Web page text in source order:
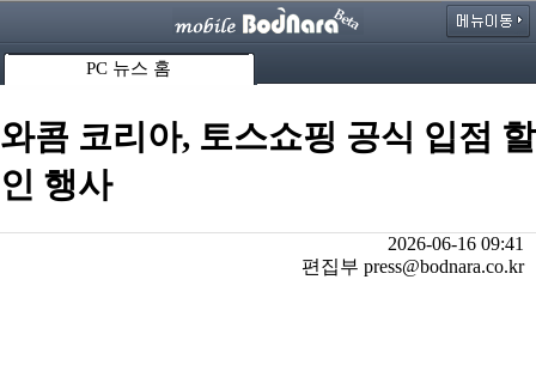
PC 뉴스 홈
와콤 코리아, 토스쇼핑 공식 입점 할
인 행사
2026-06-16 09:41
편집부 press@bodnara.co.kr